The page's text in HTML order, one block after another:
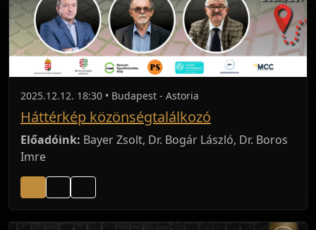
2025.12.12. 18:30 • Budapest - Astoria
Háttérkép közönségtalálkozó
Előadóink: Bayer Zsolt, Dr. Bogár László, Dr. Boros
Imre